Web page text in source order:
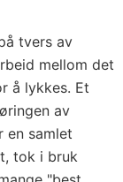
tvers av
mellom det
å lykkes. Et
av
en samlet
tok i bruk